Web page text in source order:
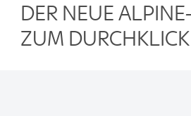
DER NEUE
ZUM